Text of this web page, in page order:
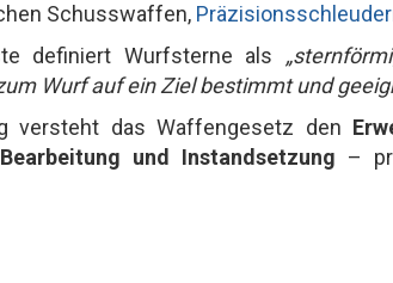
Schusswaffen,
definiert Wurfsterne als
Wurf auf ein Ziel bestimmt und
versteht das Waffengesetz den
und Instandsetzung –